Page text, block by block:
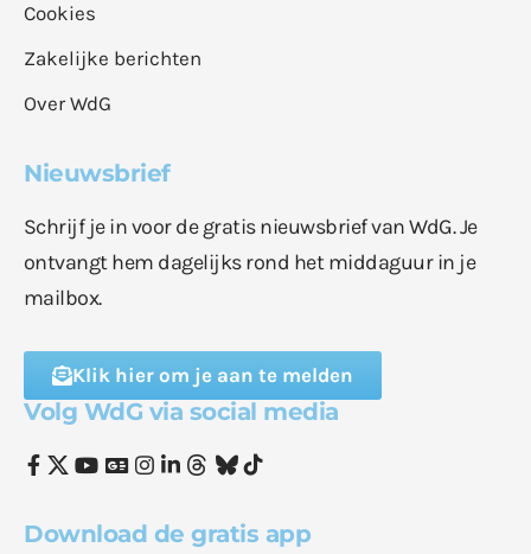
Cookies
Zakelijke berichten
Over WdG
Nieuwsbrief
Schrijf je in voor de gratis nieuwsbrief van WdG. Je
ontvangt hem dagelijks rond het middaguur in je
mailbox.
Klik hier om je aan te melden
Volg WdG via social media
Download de gratis app